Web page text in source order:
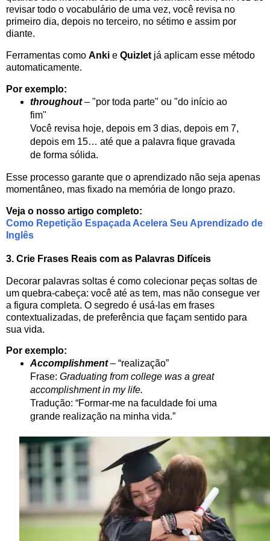
revisar todo o vocabulário de uma vez, você revisa no
primeiro dia, depois no terceiro, no sétimo e assim por
diante.
Ferramentas como Anki e Quizlet já aplicam esse método
automaticamente.
Por exemplo:
throughout – "por toda parte" ou "do início ao
fim"
Você revisa hoje, depois em 3 dias, depois em 7,
depois em 15… até que a palavra fique gravada
de forma sólida.
Esse processo garante que o aprendizado não seja apenas
momentâneo, mas fixado na memória de longo prazo.
Veja o nosso artigo completo:
Como Repetição Espaçada Acelera Seu Aprendizado de
Inglês
3. Crie Frases Reais com as Palavras Difíceis
Decorar palavras soltas é como colecionar peças soltas de
um quebra-cabeça: você até as tem, mas não consegue ver
a figura completa. O segredo é usá-las em frases
contextualizadas, de preferência que façam sentido para
sua vida.
Por exemplo:
Accomplishment – “realização”
Frase: Graduating from college was a great
accomplishment in my life.
Tradução: “Formar-me na faculdade foi uma
grande realização na minha vida.”